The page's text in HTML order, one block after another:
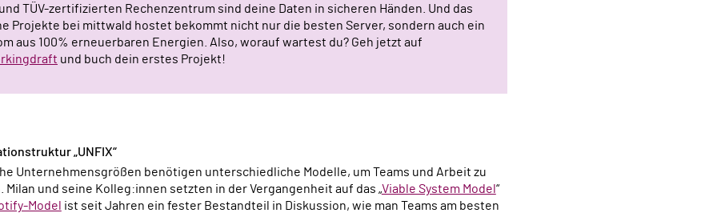
TÜV-zertifizierten Rechenzentrum sind deine Daten in sicheren Händen. Und das
Projekte bei mittwald hostet bekommt nicht nur die besten Server, sondern auch ein
aus 100% erneuerbaren Energien. Also, worauf wartest du? Geh jetzt auf
und buch dein erstes Projekt!
„UNFIX“
Unternehmensgrößen benötigen unterschiedliche Modelle, um Teams und Arbeit zu
und seine Kolleg:innen setzten in der Vergangenheit auf das „Viable System Model“
Model ist seit Jahren ein fester Bestandteil in Diskussion, wie man Teams am besten